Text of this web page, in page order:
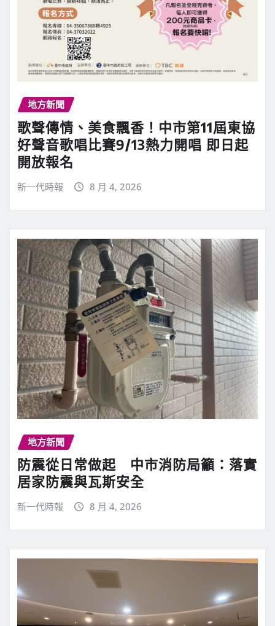
地方新聞
歌聲傳情、美食飄香！中市第11屆東協
好聲音歌唱比賽9/13熱力開唱 即日起
開放報名
新一代時報 8 月 4, 2026
地方新聞
防震從日常做起 中市消防局籲：落實
居家防震與瓦斯安全
新一代時報 8 月 4, 2026